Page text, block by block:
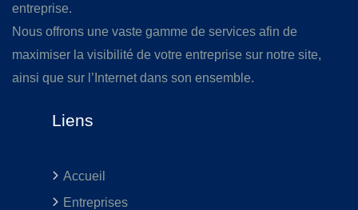
entreprise.
Nous offrons une vaste gamme de services afin de
maximiser la visibilité de votre entreprise sur notre site,
ainsi que sur l’Internet dans son ensemble.
Liens
Accueil
Entreprises